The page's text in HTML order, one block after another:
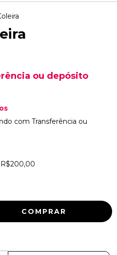
ou depósito
com Transferência ou
R$200,00